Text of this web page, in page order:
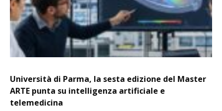
Università di Parma, la sesta edizione del Master
ARTE punta su intelligenza artificiale e
telemedicina